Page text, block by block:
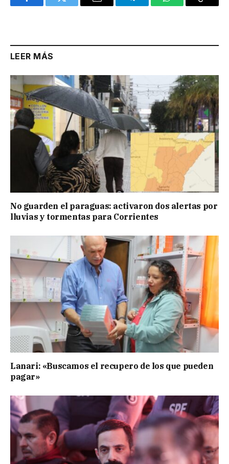
FacebookTwitter Email TelegramWhatsAppCopy
LEER MÁS
No guarden el paraguas: activaron dos alertas por
lluvias y tormentas para Corrientes
Lanari: «Buscamos el recupero de los que pueden
pagar»